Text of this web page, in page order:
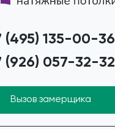
(495) 135-00-36
(926) 057-32-32
Вызов замерщика